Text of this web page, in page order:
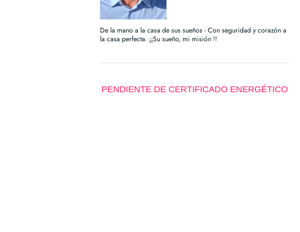
De la mano a la casa de sus sueños - Con seguridad y corazón a
la casa perfecta. ¡¡Su sueño, mi misión !!
PENDIENTE DE CERTIFICADO ENERGÉTICO